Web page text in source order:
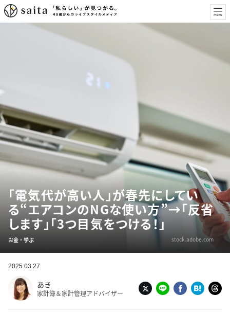
「電気代が高い人」が春先にしてい
る“エアコンのNGな使い方”→「反省
します」「3つ目気をつける！」
お金・学ぶ stock.adobe.com
2025.03.27
あき
家計簿＆家計管理アドバイザー